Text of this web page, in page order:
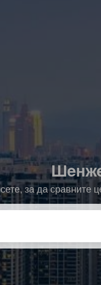
за да сравните